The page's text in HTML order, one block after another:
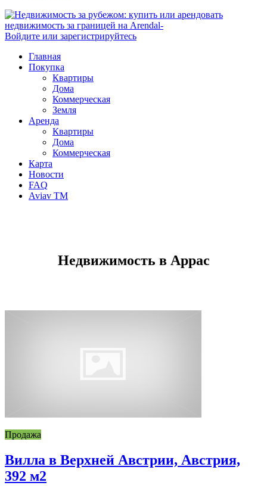
Войдите или зарегистрируйтесь
Главная
Покупка
Квартиры
Дома
Коммерческая
Земля
Аренда
Квартиры
Дома
Коммерческая
Карта
Новости
FAQ
Aviav TM
Недвижимость в Аррас
Продажа
Вилла в Верхней Австрии, Австрия,
392 м2